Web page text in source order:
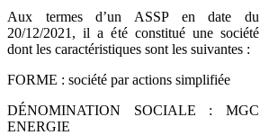
Aux termes d’un ASSP en date du
20/12/2021, il a été constitué une société
dont les caractéristiques sont les suivantes :
FORME : société par actions simplifiée
DÉNOMINATION SOCIALE : MGC
ENERGIE